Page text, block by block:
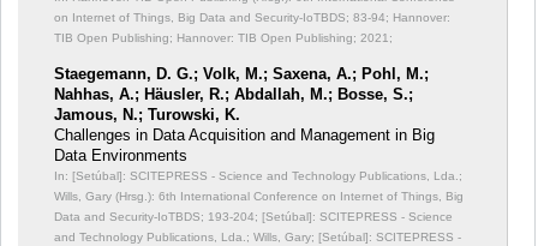
on Internet of Things, Big Data and Security-IoTBDS; 83-94; Hannover:
TIB Open Publishing; Hannover: TIB Open Publishing; 2021;
Staegemann, D. G.; Volk, M.; Saxena, A.; Pohl, M.;
Nahhas, A.; Häusler, R.; Abdallah, M.; Bosse, S.;
Jamous, N.; Turowski, K.
Challenges in Data Acquisition and Management in Big
Data Environments
In: [Setúbal]: SCITEPRESS - Science and Technology Publications, Lda.;
Wills, Gary (Hrsg.): 6th International Conference on Internet of Things, Big
Data and Security-IoTBDS; 193-204; [Setúbal]: SCITEPRESS - Science
and Technology Publications, Lda.; Wills, Gary; [Setúbal]: SCITEPRESS -